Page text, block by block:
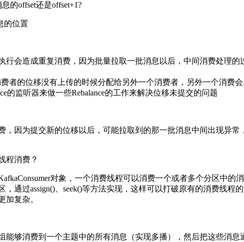
的offset还是offset+1?
的位置
行会造成重复消费，因为批量拉取一批消息以后，中间消费处理
者的位移没有上传的时候分配给另外一个消费者，另外一个消费
的监听器来做一些Rebalance的工作来解决位移未提交的问题
因为提交新的位移以后，可能拉取到的那一批消息中间出现异常
程消费？
对象，一个消费线程可以消费一个或者多个分区中的
通过assign()、seek()等方法实现，这样可以打破原有的消费线
加复杂。
够消费到一个主题中的所有消息（实现多播），然后把这些消息